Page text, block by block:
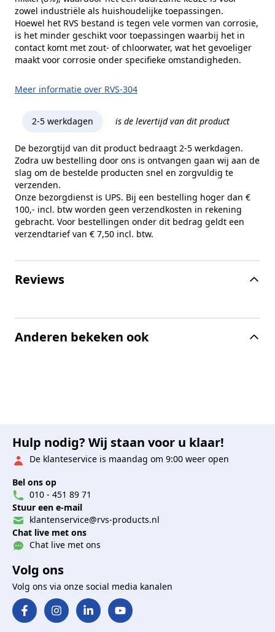
zowel industriële als huishoudelijke toepassingen.
Hoewel het RVS bestand is tegen vele vormen van corrosie,
is het minder geschikt voor toepassingen waarbij het in
contact komt met zout- of chloorwater, wat het gevoeliger
maakt voor corrosie onder specifieke omstandigheden.
Meer informatie over RVS-304
2-5 werkdagen is de levertijd van dit product
De bezorgtijd van dit product bedraagt 2-5 werkdagen.
Zodra uw bestelling door ons is ontvangen gaan wij aan de
slag om de bestelde producten snel en zorgvuldig te
verzenden.
Onze bezorgdienst is UPS. Bij een bestelling hoger dan €
100,- incl. btw worden geen verzendkosten in rekening
gebracht. Voor bestellingen onder dit bedrag geldt een
verzendtarief van € 7,50 incl. btw.
Reviews
Anderen bekeken ook
Hulp nodig? Wij staan voor u klaar!
De klanteservice is maandag om 9:00 weer open
Bel ons op
010 - 451 89 71
Stuur een e-mail
klantenservice@rvs-products.nl
Chat live met ons
Chat live met ons
Volg ons
Volg ons via onze social media kanalen